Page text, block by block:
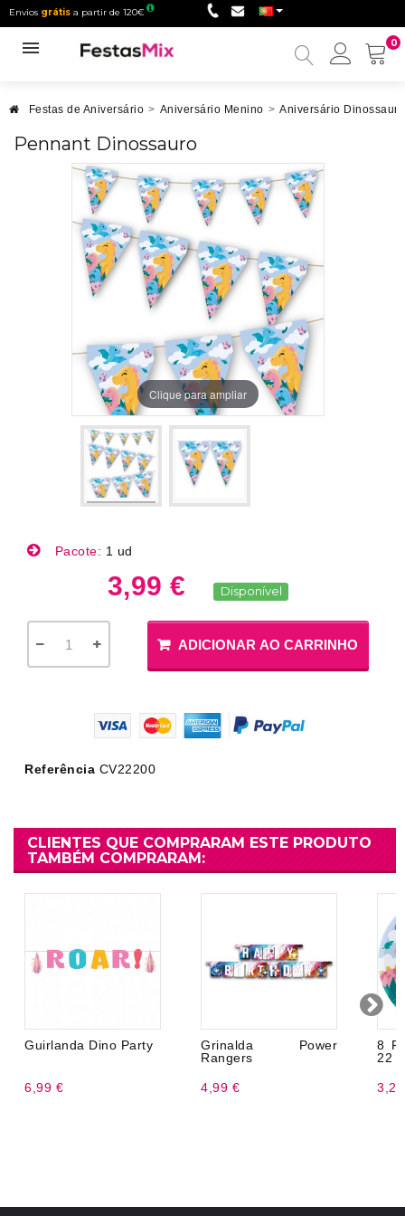
Envios grátis a partir de 120€
0
Minha
Festas de Aniversário > Aniversário Menino > Aniversário Dinossauro
Pennant Dinossauro
Clique para ampliar
Pacote: 1 ud
3,99 € Disponível
ADICIONAR AO CARRINHO
Referência CV22200
CLIENTES QUE COMPRARAM ESTE PRODUTO
TAMBÉM COMPRARAM:
Guirlanda Dino Party
6,99 €
Grinalda Power
Rangers
4,99 €
8
22